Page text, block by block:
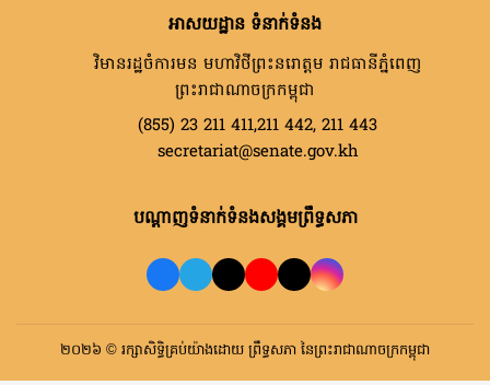
អាសយដ្ឋាន ទំនាក់ទំនង
វិមានរដ្ឋចំការមន មហាវិថីព្រះនរោត្តម រាជធានីភ្នំពេញ
ព្រះរាជាណាចក្រកម្ពុជា
(855) 23 211 411,211 442, 211 443
secretariat@senate.gov.kh
បណ្តាញទំនាក់ទំនងសង្គមព្រឹទ្ធសភា
២០២៦ © រក្សាសិទ្ធិគ្រប់យ៉ាងដោយ ព្រឹទ្ធសភា នៃព្រះរាជាណាចក្រកម្ពុជា